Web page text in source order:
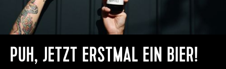
PUH, JETZT ERSTMAL EIN BIER!